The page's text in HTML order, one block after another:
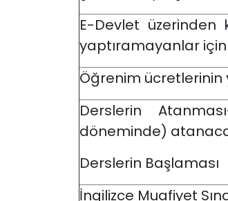
E-Devlet üzerinden
yaptıramayanlar
Öğrenim ücretlerinin
Derslerin
döneminde)
Derslerin Başlaması
İngilizce Muafiyet